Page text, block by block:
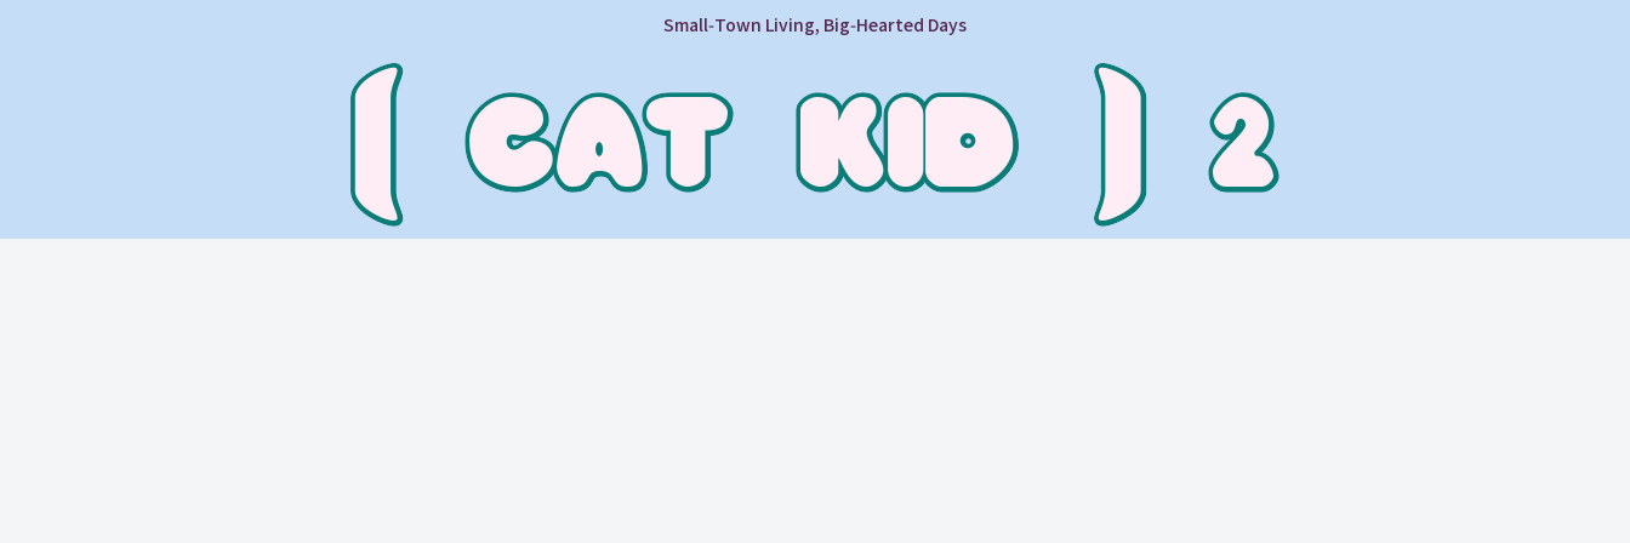
Small‑Town Living, Big‑Hearted Days